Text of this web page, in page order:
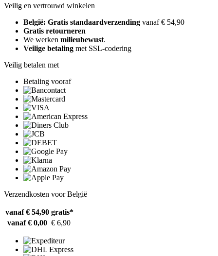
Veilig en vertrouwd winkelen
België: Gratis standaardverzending vanaf € 54,90
Gratis retourneren
We werken milieubewust.
Veilige betaling met SSL-codering
Veilig betalen met
Betaling vooraf
Verzendkosten voor België
vanaf € 54,90 gratis*
vanaf € 0,00 € 6,90